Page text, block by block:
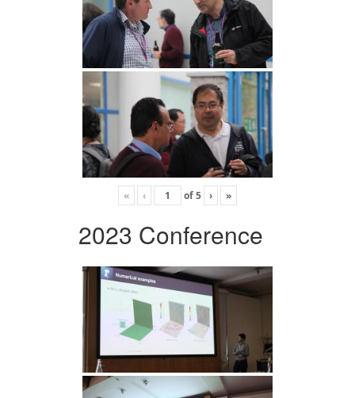
« ‹ of5 › »
2023 Conference